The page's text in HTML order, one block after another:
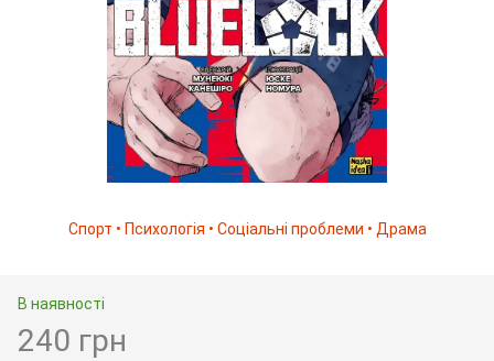
Спорт • Психологія • Соціальні проблеми • Драма
В наявності
240 грн